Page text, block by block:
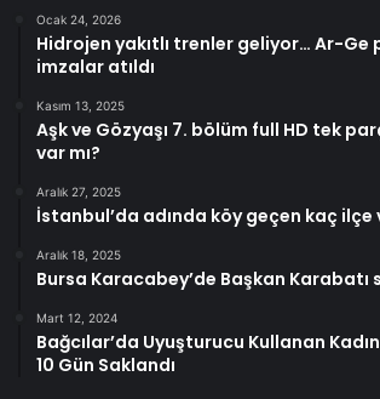
Ocak 24, 2026
Hidrojen yakıtlı trenler geliyor… Ar-Ge
imzalar atıldı
Kasım 13, 2025
Aşk ve Gözyaşı 7. bölüm full HD tek
var mı?
Aralık 27, 2025
İstanbul’da adında köy geçen kaç ilçe
Aralık 18, 2025
Bursa Karacabey’de Başkan Karabatı
Mart 12, 2024
Bağcılar’da Uyuşturucu Kullanan
10 Gün Saklandı